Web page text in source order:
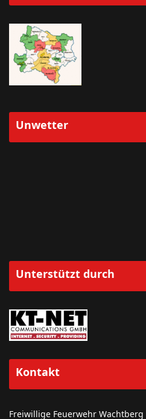
Unwetter
Unterstützt durch
Kontakt
Freiwillige Feuerwehr Wachtberg